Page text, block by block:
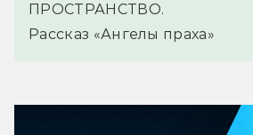
ПРОСТРАНСТВО.
Рассказ «Ангелы праха»